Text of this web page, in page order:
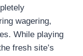
wagering,
While playing
fresh site’s